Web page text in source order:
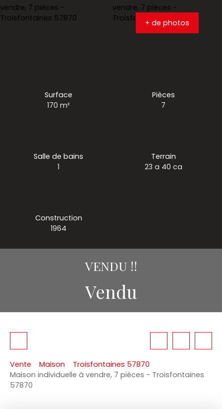
+ de photos
Surface
170m²
Pièces
7
Salle de bains
1
Terrain
23 a 40 ca
Construction
1964
VENDU !!
Vendu
Vente Maison
Troisfontaines 57870
Maison individuelle à vendre, 7 pièces - Troisfontaines
57870